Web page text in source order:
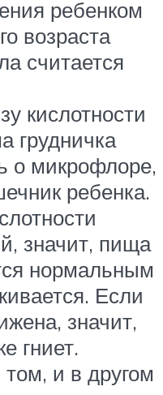
ребенком
возраста
считается
кислотности
грудничка
о микрофлоре,
ребенка.
значит, пища
нормальным
Если
значит,
гниет.
и в другом